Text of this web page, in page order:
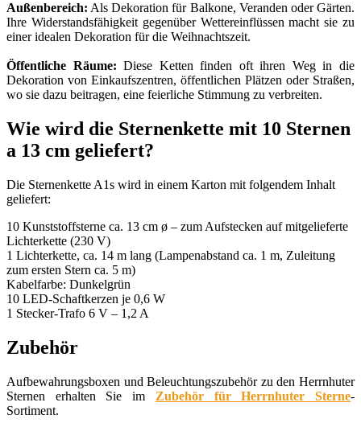
Außenbereich: Als Dekoration für Balkone, Veranden oder Gärten.
Ihre Widerstandsfähigkeit gegenüber Wettereinflüssen macht sie zu
einer idealen Dekoration für die Weihnachtszeit.
Öffentliche Räume: Diese Ketten finden oft ihren Weg in die
Dekoration von Einkaufszentren, öffentlichen Plätzen oder Straßen,
wo sie dazu beitragen, eine feierliche Stimmung zu verbreiten.
Wie wird die Sternenkette mit 10 Sternen
a 13 cm geliefert?
Die Sternenkette A1s wird in einem Karton mit folgendem Inhalt
geliefert:
10 Kunststoffsterne ca. 13 cm ø – zum Aufstecken auf mitgelieferte
Lichterkette (230 V)
1 Lichterkette, ca. 14 m lang (Lampenabstand ca. 1 m, Zuleitung
zum ersten Stern ca. 5 m)
Kabelfarbe: Dunkelgrün
10 LED-Schaftkerzen je 0,6 W
1 Stecker-Trafo 6 V – 1,2 A
Zubehör
Aufbewahrungsboxen und Beleuchtungszubehör zu den Herrnhuter
Sternen erhalten Sie im Zubehör für Herrnhuter Sterne-
Sortiment.